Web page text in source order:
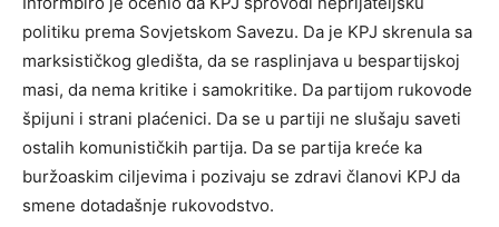
politiku prema Sovjetskom Savezu. Da je KPJ skrenula sa
marksističkog gledišta, da se rasplinjava u bespartijskoj
masi, da nema kritike i samokritike. Da partijom rukovode
špijuni i strani plaćenici. Da se u partiji ne slušaju saveti
ostalih komunističkih partija. Da se partija kreće ka
buržoaskim ciljevima i pozivaju se zdravi članovi KPJ da
smene dotadašnje rukovodstvo.